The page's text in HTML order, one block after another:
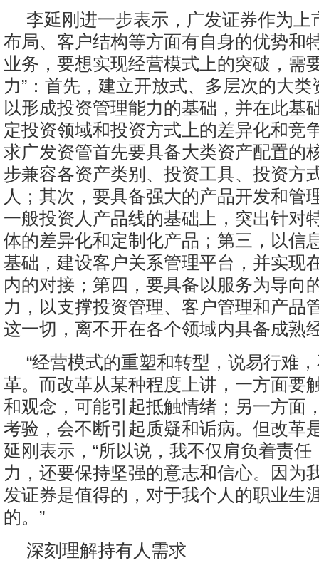
李延刚进一步表示，广发证券作为上
布局、客户结构等方面有自身的优势和
业务，要想实现经营模式上的突破，需
力”：首先，建立开放式、多层次的大
以形成投资管理能力的基础，并在此基
定投资领域和投资方式上的差异化和竞
求广发资管首先要具备大类资产配置的
步兼容各资产类别、投资工具、投资方
人；其次，要具备强大的产品开发和管
一般投资人产品线的基础上，突出针对
体的差异化和定制化产品；第三，以信
基础，建设客户关系管理平台，并实现
内的对接；第四，要具备以服务为导向
力，以支撑投资管理、客户管理和产品
这一切，离不开在各个领域内具备成熟
“经营模式的重塑和转型，说易行难
革。而改革从某种程度上讲，一方面要
和观念，可能引起抵触情绪；另一方面
考验，会不断引起质疑和诟病。但改革
延刚表示，“所以说，我不仅肩负着责
力，还要保持坚强的意志和信心。因为
发证券是值得的，对于我个人的职业生
的。”
深刻理解持有人需求